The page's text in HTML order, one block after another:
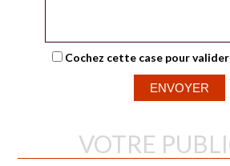
Cochez cette case pour
VOTRE